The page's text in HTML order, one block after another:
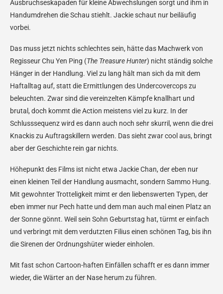
Ausbruchseskapaden für kleine Abwechslungen sorgt und ihm in
Handumdrehen die Schau stiehlt. Jackie schaut nur beiläufig
vorbei.
Das muss jetzt nichts schlechtes sein, hätte das Machwerk von
Regisseur Chu Yen Ping (The Treasure Hunter) nicht ständig solche
Hänger in der Handlung. Viel zu lang hält man sich da mit dem
Haftalltag auf, statt die Ermittlungen des Undercovercops zu
beleuchten. Zwar sind die vereinzelten Kämpfe knallhart und
brutal, doch kommt die Action meistens viel zu kurz. In der
Schlusssequenz wird es dann auch noch sehr skurril, wenn die drei
Knackis zu Auftragskillern werden. Das sieht zwar cool aus, bringt
aber der Geschichte rein gar nichts.
Höhepunkt des Films ist nicht etwa Jackie Chan, der eben nur
einen kleinen Teil der Handlung ausmacht, sondern Sammo Hung.
Mit gewohnter Trotteligkeit mimt er den liebenswerten Typen, der
eben immer nur Pech hatte und dem man auch mal einen Platz an
der Sonne gönnt. Weil sein Sohn Geburtstag hat, türmt er einfach
und verbringt mit dem verdutzten Filius einen schönen Tag, bis ihn
die Sirenen der Ordnungshüter wieder einholen.
Mit fast schon Cartoon-haften Einfällen schafft er es dann immer
wieder, die Wärter an der Nase herum zu führen.